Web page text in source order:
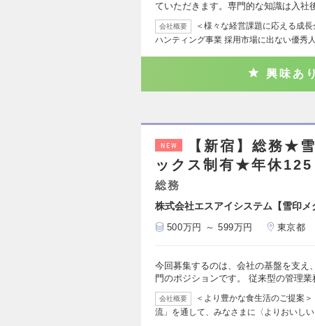
ていただきます。専門的な知識は入社
会社概要
＜様々な経営課題に応える成
ハンティング事業 採用市場に出ない優秀
興味あり
NEW
【新宿】総務★
ックス制有★年休125
総務
株式会社エスアイシステム【雪印メ
500万円 ～ 599万円 東京都
今回募集するのは、会社の基盤を支え
門のポジションです。 従来型の管理業
会社概要
＜より豊かな食生活のご提案
流」を通して、みなさまに〈よりおいし